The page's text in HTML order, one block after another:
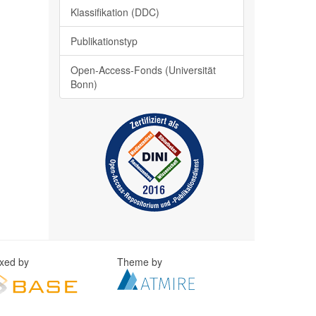
Klassifikation (DDC)
Publikationstyp
Open-Access-Fonds (Universität
Bonn)
by Theme by